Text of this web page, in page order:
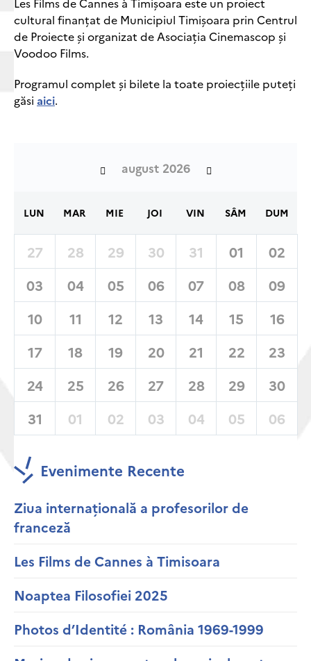
Les Films de Cannes à Timișoara este un proiect
cultural finanțat de Municipiul Timișoara prin Centrul
de Proiecte și organizat de Asociația Cinemascop și
Voodoo Films.
Programul complet și bilete la toate proiecțiile puteți
găsi aici.
august 2026
LUN MAR MIE JOI VIN SÂM DUM
27 28 29 30 31 01
02
03
04 05 06 07 08
09
10
11 12 13 14 15
16
17
18 19 20 21 22
23
24
25 26 27 28 29
30
31
01 02 03 04 05 06
Evenimente Recente
Ziua internațională a profesorilor de
franceză
Les Films de Cannes à Timisoara
Noaptea Filosofiei 2025
Photos d’Identité : România 1969-1999